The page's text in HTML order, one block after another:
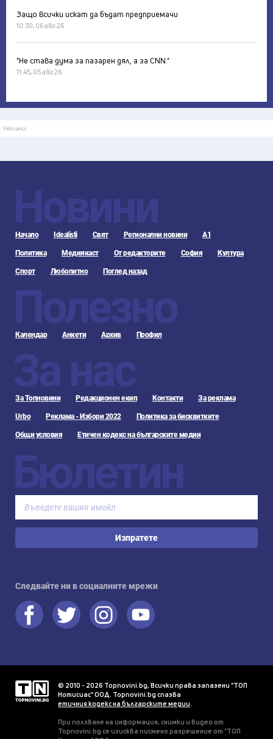
Защо всички искат да бъдат предприемачи
10:30, 06 авг 26
"Не става дума за пазарен дял, а за CNN."
11:45, 05 авг 26
Реклама
Новини
Начало Idealisti Свят Регионални новини А1
Политика Медиякаст От редакторите София Култура
Спорт Любопитно Поглед назад
Полезно
Календар Анкети Архив Профил
За нас
За Топновини Редакционен екип Контакти За реклама
Urbo Реклама - Избори 2022 Политика за бисквитките
Общи условия Етичен кодекс на българските медии
Бюлетин
Изпратете
Следвайте ни в социалните мрежи
© 2010 - 2026 Topnovini.bg, Всички права запазени "ТОП
Нотисиас" ООД. Topnovini.bg спазва
етичния кодекс на българските медии.
При ползване на информация, снимки и видео от
Topnovini.bg се изисква писмено разрешение от "ТОП